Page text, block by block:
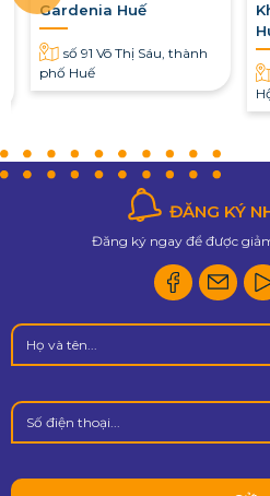
Gardenia Huế
số 91 Võ Thị Sáu, thành
phố Huế
ĐĂNG KÝ
Đăng ký ngay để được